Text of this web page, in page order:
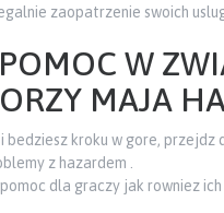
zaopatrzenie swoich
W
MAJA
kroku w gore,
z hazardem .
dla graczy jak rowniez